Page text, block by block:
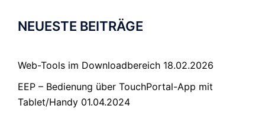
NEUESTE BEITRÄGE
Web-Tools im Downloadbereich 18.02.2026
EEP – Bedienung über TouchPortal-App mit
Tablet/Handy 01.04.2024